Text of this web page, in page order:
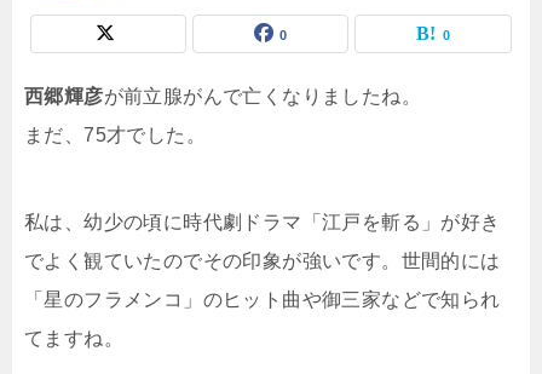
0 0
西郷輝彦が前立腺がんで亡くなりましたね。
まだ、75才でした。
私は、幼少の頃に時代劇ドラマ「江戸を斬る」が好き
でよく観ていたのでその印象が強いです。世間的には
「星のフラメンコ」のヒット曲や御三家などで知られ
てますね。